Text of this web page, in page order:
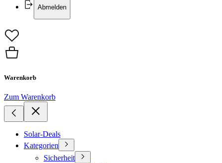
Abmelden
Warenkorb
Zum Warenkorb
Solar-Deals
Kategorien
Sicherheit